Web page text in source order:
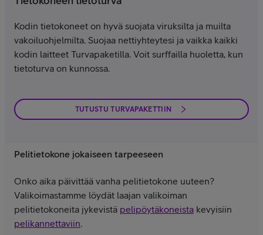
Kodin tietokoneet on hyvä suojata viruksilta ja muilta
vakoiluohjelmilta. Suojaa nettiyhteytesi ja vaikka kaikki
kodin laitteet Turvapaketilla. Voit surffailla huoletta, kun
tietoturva on kunnossa.
TUTUSTU TURVAPAKETTIIN
Pelitietokone jokaiseen tarpeeseen
Onko aika päivittää vanha pelitietokone uuteen?
Valikoimastamme löydät laajan valikoiman
pelitietokoneita jykevistä pelipöytäkoneista kevyisiin
pelikannettaviin.